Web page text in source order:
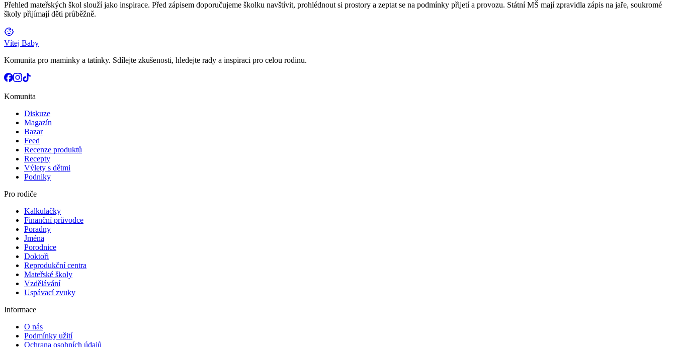
Přehled mateřských škol slouží jako inspirace. Před zápisem doporučujeme školku navštívit, prohlédnout si prostory a zeptat se na podmínky přijetí a provozu. Státní MŠ mají zpravidla zápis na jaře, soukromé
školy přijímají děti průběžně.
Vítej Baby
Komunita pro maminky a tatínky. Sdílejte zkušenosti, hledejte rady a inspiraci pro celou rodinu.
Komunita
Diskuze
Magazín
Bazar
Feed
Recenze produktů
Recepty
Výlety s dětmi
Podniky
Pro rodiče
Kalkulačky
Finanční průvodce
Poradny
Jména
Porodnice
Doktoři
Reprodukční centra
Mateřské školy
Vzdělávání
Uspávací zvuky
Informace
O nás
Podmínky užití
Ochrana osobních údajů